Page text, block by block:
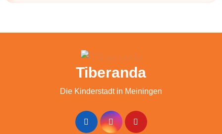
Tiberanda
Die Kinderstadt in Meiningen